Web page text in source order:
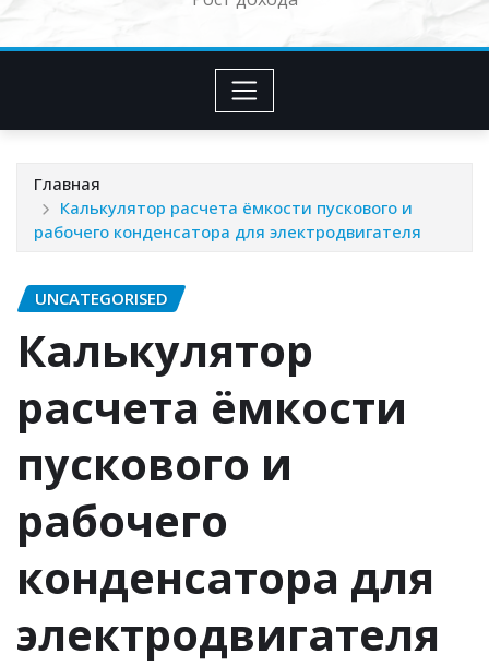
Главная
Калькулятор расчета ёмкости пускового и
рабочего конденсатора для электродвигателя
UNCATEGORISED
Калькулятор
расчета ёмкости
пускового и
рабочего
конденсатора для
электродвигателя